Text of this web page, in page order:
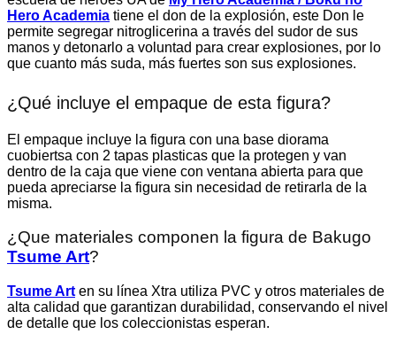
Hero Academia tiene el don de la explosión, este Don le
permite segregar nitroglicerina a través del sudor de sus
manos y detonarlo a voluntad para crear explosiones, por lo
que cuanto más suda, más fuertes son sus explosiones.
¿Qué incluye el empaque de esta figura?
El empaque incluye la figura con una base diorama
cuobiertsa con 2 tapas plasticas que la protegen y van
dentro de la caja que viene con ventana abierta para que
pueda apreciarse la figura sin necesidad de retirarla de la
misma.
¿Que materiales componen la figura de Bakugo
Tsume Art?
Tsume Art en su línea Xtra utiliza PVC y otros materiales de
alta calidad que garantizan durabilidad, conservando el nivel
de detalle que los coleccionistas esperan.